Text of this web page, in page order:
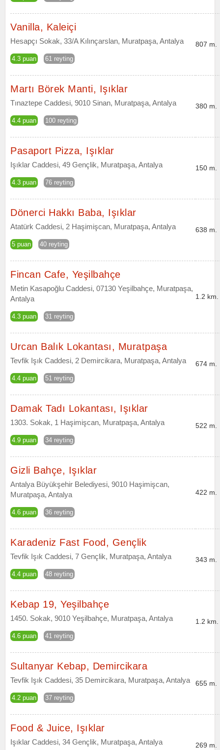
Vanilla, Kaleiçi
Hesapçı Sokak, 33/A Kılınçarslan, Muratpaşa, Antalya
4.3 puan 61 reyting
807 m.
Martı Börek Manti, Işıklar
Tınaztepe Caddesi, 9010 Sinan, Muratpaşa, Antalya
4.4 puan 100 reyting
380 m.
Pasaport Pizza, Işıklar
Işıklar Caddesi, 49 Gençlik, Muratpaşa, Antalya
4.3 puan 76 reyting
150 m.
Dönerci Hakkı Baba, Işıklar
Atatürk Caddesi, 2 Haşimişcan, Muratpaşa, Antalya
5 puan 40 reyting
638 m.
Fincan Cafe, Yeşilbahçe
Metin Kasapoğlu Caddesi, 07130 Yeşilbahçe, Muratpaşa,
Antalya
4.3 puan 31 reyting
1.2 km.
Urcan Balık Lokantası, Muratpaşa
Tevfik Işık Caddesi, 2 Demircikara, Muratpaşa, Antalya
4.4 puan 51 reyting
674 m.
Damak Tadı Lokantası, Işıklar
1303. Sokak, 1 Haşimişcan, Muratpaşa, Antalya
4.9 puan 34 reyting
522 m.
Gizli Bahçe, Işıklar
Antalya Büyükşehir Belediyesi, 9010 Haşimişcan,
Muratpaşa, Antalya
4.6 puan 36 reyting
422 m.
Karadeniz Fast Food, Gençlik
Tevfik Işık Caddesi, 7 Gençlik, Muratpaşa, Antalya
4.4 puan 48 reyting
343 m.
Kebap 19, Yeşilbahçe
1450. Sokak, 9010 Yeşilbahçe, Muratpaşa, Antalya
4.6 puan 41 reyting
1.2 km.
Sultanyar Kebap, Demircikara
Tevfik Işık Caddesi, 35 Demircikara, Muratpaşa, Antalya
4.2 puan 37 reyting
655 m.
Food & Juice, Işıklar
Işıklar Caddesi, 34 Gençlik, Muratpaşa, Antalya 269 m.